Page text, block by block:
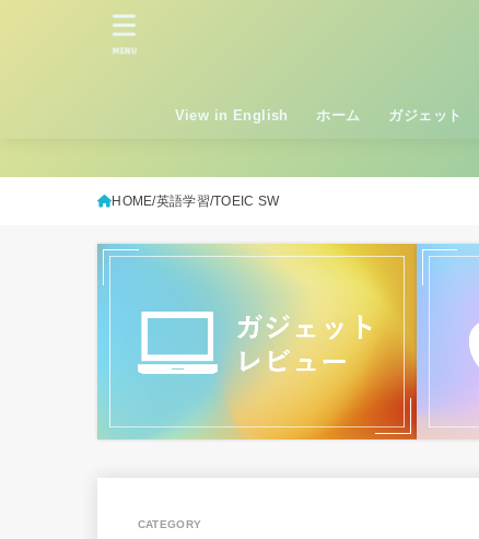
View in English ホーム ガジェット
MENU
HOME 英語学習 TOEIC SW